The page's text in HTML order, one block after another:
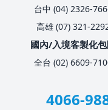
台中 (04) 2326-
高雄 (07) 321-
國內/入境客製化
全台 (02) 6609-
4066-